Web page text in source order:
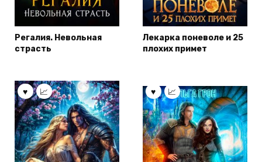
Регалия. Невольная
страсть
Лекарка поневоле и 25
плохих примет